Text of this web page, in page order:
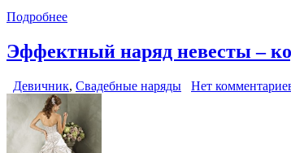
Подробнее
Эффектный наряд невесты –
Девичник, Свадебные наряды Нет